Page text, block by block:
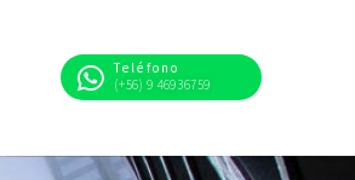
Teléfono
(+56) 9 46936759